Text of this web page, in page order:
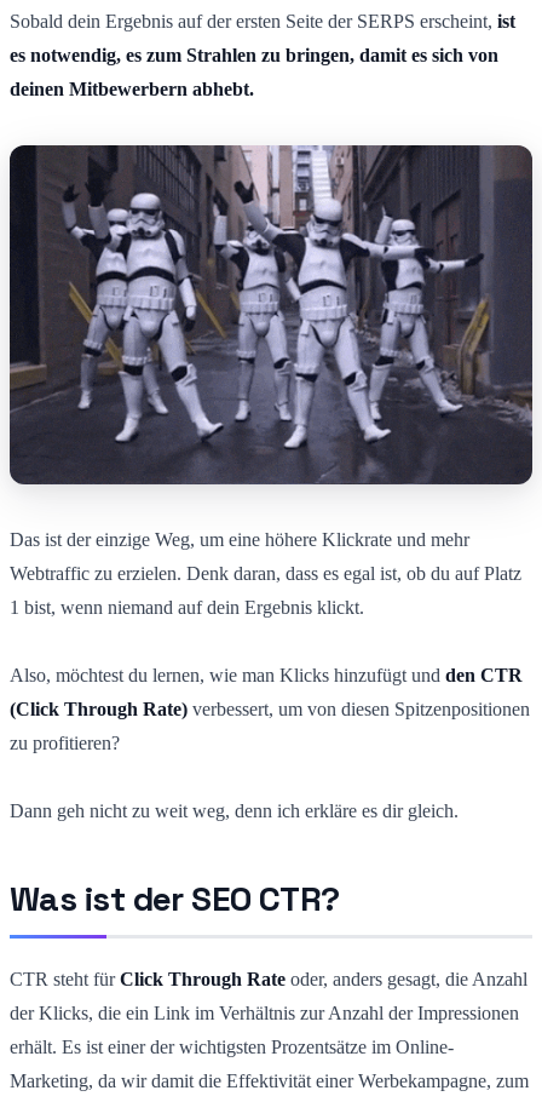
Sobald dein Ergebnis auf der ersten Seite der SERPS erscheint, ist
es notwendig, es zum Strahlen zu bringen, damit es sich von
deinen Mitbewerbern abhebt.
Das ist der einzige Weg, um eine höhere Klickrate und mehr
Webtraffic zu erzielen. Denk daran, dass es egal ist, ob du auf Platz
1 bist, wenn niemand auf dein Ergebnis klickt.
Also, möchtest du lernen, wie man Klicks hinzufügt und den CTR
(Click Through Rate) verbessert, um von diesen Spitzenpositionen
zu profitieren?
Dann geh nicht zu weit weg, denn ich erkläre es dir gleich.
Was ist der SEO CTR?
CTR steht fürClick Through Rate oder, anders gesagt, die Anzahl
der Klicks, die ein Link im Verhältnis zur Anzahl der Impressionen
erhält. Es ist einer der wichtigsten Prozentsätze im Online-
Marketing, da wir damit die Effektivität einer Werbekampagne, zum